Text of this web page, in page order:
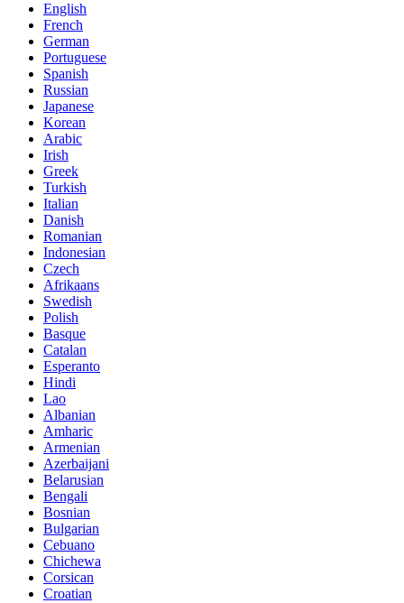
English
French
German
Portuguese
Spanish
Russian
Japanese
Korean
Arabic
Irish
Greek
Turkish
Italian
Danish
Romanian
Indonesian
Czech
Afrikaans
Swedish
Polish
Basque
Catalan
Esperanto
Hindi
Lao
Albanian
Amharic
Armenian
Azerbaijani
Belarusian
Bengali
Bosnian
Bulgarian
Cebuano
Chichewa
Corsican
Croatian